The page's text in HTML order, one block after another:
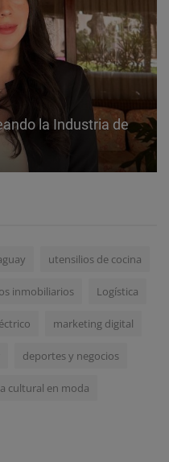
la Industria de
utensilios de cocina
inmobiliarios Logística
marketing digital
deportes y negocios
cultural en moda